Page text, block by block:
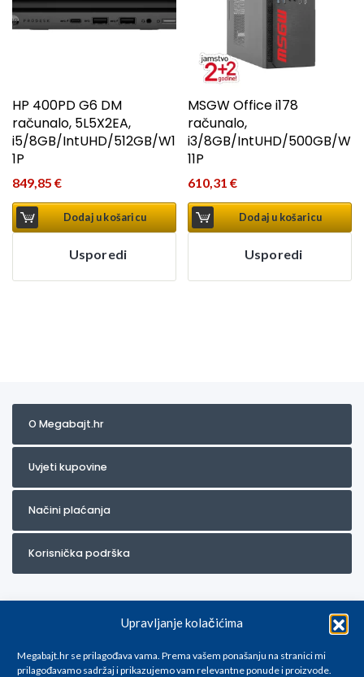
Upravljanje kolačićima
Megabajt.hr se prilagođava vama. Prema vašem ponašanju na stranici mi
prilagođavamo sadržaj i prikazujemo vam relevantne ponude i proizvode.
HP 400PD G6 DM
računalo, 5L5X2EA,
i5/8GB/IntUHD/512GB/W1
1P
849,85 €
Dodaj u košaricu
Usporedi
MSGW Office i178
računalo,
i3/8GB/IntUHD/500GB/W
11P
610,31€
Dodaj u košaricu
Usporedi
O Megabajt.hr
Uvjeti kupovine
Načini plaćanja
Korisnička podrška